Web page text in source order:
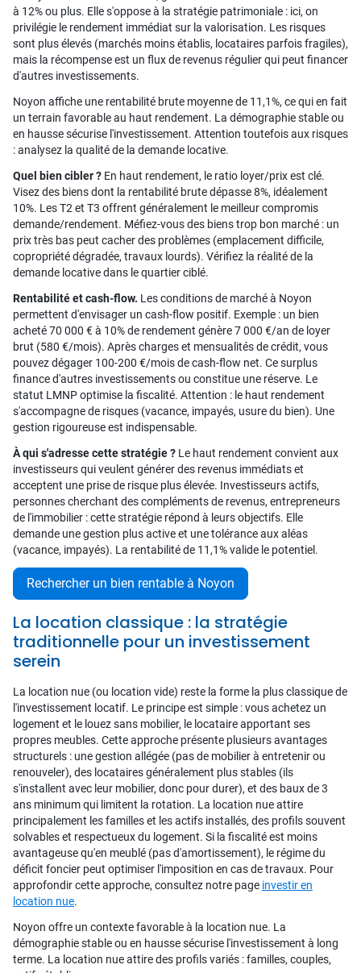
à 12% ou plus. Elle s'oppose à la stratégie patrimoniale : ici, on
privilégie le rendement immédiat sur la valorisation. Les risques
sont plus élevés (marchés moins établis, locataires parfois fragiles),
mais la récompense est un flux de revenus régulier qui peut financer
d'autres investissements.
Noyon affiche une rentabilité brute moyenne de 11,1%, ce qui en fait
un terrain favorable au haut rendement. La démographie stable ou
en hausse sécurise l'investissement. Attention toutefois aux risques
: analysez la qualité de la demande locative.
Quel bien cibler ? En haut rendement, le ratio loyer/prix est clé.
Visez des biens dont la rentabilité brute dépasse 8%, idéalement
10%. Les T2 et T3 offrent généralement le meilleur compromis
demande/rendement. Méfiez-vous des biens trop bon marché : un
prix très bas peut cacher des problèmes (emplacement difficile,
copropriété dégradée, travaux lourds). Vérifiez la réalité de la
demande locative dans le quartier ciblé.
Rentabilité et cash-flow. Les conditions de marché à Noyon
permettent d'envisager un cash-flow positif. Exemple : un bien
acheté 70 000 € à 10% de rendement génère 7 000 €/an de loyer
brut (580 €/mois). Après charges et mensualités de crédit, vous
pouvez dégager 100-200 €/mois de cash-flow net. Ce surplus
finance d'autres investissements ou constitue une réserve. Le
statut LMNP optimise la fiscalité. Attention : le haut rendement
s'accompagne de risques (vacance, impayés, usure du bien). Une
gestion rigoureuse est indispensable.
À qui s'adresse cette stratégie ? Le haut rendement convient aux
investisseurs qui veulent générer des revenus immédiats et
acceptent une prise de risque plus élevée. Investisseurs actifs,
personnes cherchant des compléments de revenus, entrepreneurs
de l'immobilier : cette stratégie répond à leurs objectifs. Elle
demande une gestion plus active et une tolérance aux aléas
(vacance, impayés). La rentabilité de 11,1% valide le potentiel.
Rechercher un bien rentable à Noyon
La location classique : la stratégie
traditionnelle pour un investissement
serein
La location nue (ou location vide) reste la forme la plus classique de
l'investissement locatif. Le principe est simple : vous achetez un
logement et le louez sans mobilier, le locataire apportant ses
propres meubles. Cette approche présente plusieurs avantages
structurels : une gestion allégée (pas de mobilier à entretenir ou
renouveler), des locataires généralement plus stables (ils
s'installent avec leur mobilier, donc pour durer), et des baux de 3
ans minimum qui limitent la rotation. La location nue attire
principalement les familles et les actifs installés, des profils souvent
solvables et respectueux du logement. Si la fiscalité est moins
avantageuse qu'en meublé (pas d'amortissement), le régime du
déficit foncier peut optimiser l'imposition en cas de travaux. Pour
approfondir cette approche, consultez notre page investir en
location nue.
Noyon offre un contexte favorable à la location nue. La
démographie stable ou en hausse sécurise l'investissement à long
terme. La location nue attire des profils variés : familles, couples,